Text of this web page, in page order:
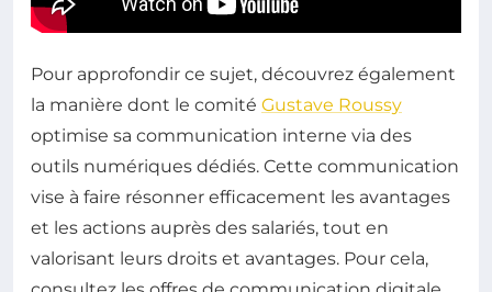
Pour approfondir ce sujet, découvrez également
la manière dont le comité Gustave Roussy
optimise sa communication interne via des
outils numériques dédiés. Cette communication
vise à faire résonner efficacement les avantages
et les actions auprès des salariés, tout en
valorisant leurs droits et avantages. Pour cela,